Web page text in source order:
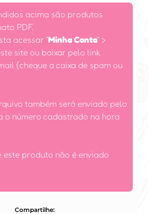
acima são produtos
PDF.
acessar “Minha Conta”>
site ou baixar pelo link
(cheque a caixa de spam ou
também será enviado pelo
o número cadastrado na hora
este produto não é enviado
Compartilhe: